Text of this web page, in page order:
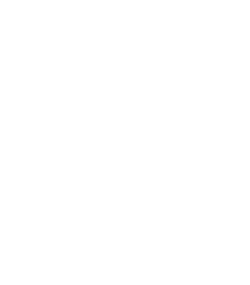
al nostro servizio di